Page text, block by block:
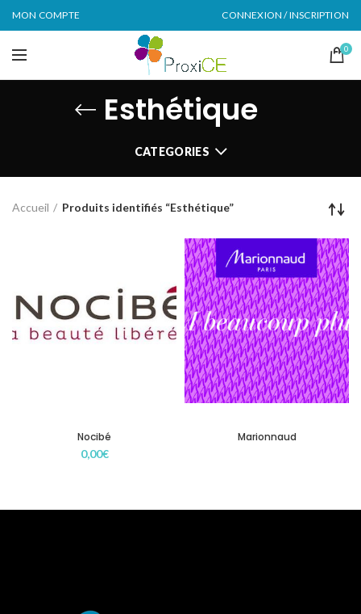
MON COMPTE CONNEXION / INSCRIPTION
0
Esthétique
CATEGORIES
Accueil Produits identifiés “Esthétique”
Nocibé
0,00€
Marionnaud